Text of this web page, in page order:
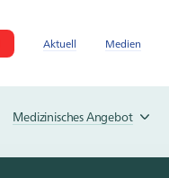
Aktuell Medien
Medizinisches Angebot